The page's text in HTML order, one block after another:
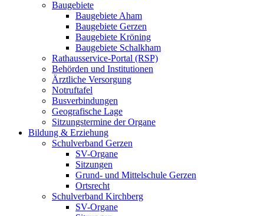
Baugebiete
Baugebiete Aham
Baugebiete Gerzen
Baugebiete Kröning
Baugebiete Schalkham
Rathausservice-Portal (RSP)
Behörden und Institutionen
Ärztliche Versorgung
Notruftafel
Busverbindungen
Geografische Lage
Sitzungstermine der Organe
Bildung & Erziehung
Schulverband Gerzen
SV-Organe
Sitzungen
Grund- und Mittelschule Gerzen
Ortsrecht
Schulverband Kirchberg
SV-Organe